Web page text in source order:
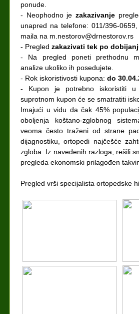
ponude.
- Neophodno je zakazivanje
unapred na telefone: 011/396-
maila na m.nestorov@drnestorov.rs
- Pregled zakazivati tek po
- Na pregled poneti prethodnu
analize ukoliko ih posedujete.
- Rok iskoristivosti kupona: do
- Kupon je potrebno iskoristiti
suprotnom kupon će se smatratiti
Imajući u vidu da čak 45%
oboljenja koštano-zglobnog
veoma često traženi od strane
dijagnostiku, ortopedi najčešće
zgloba. Iz navedenih razloga, rešili
pregleda ekonomski prilagođen
Pregled vrši specijalista ortopedske